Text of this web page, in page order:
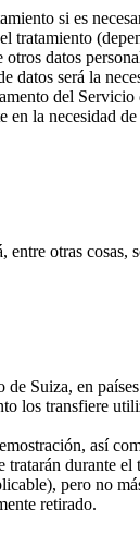
si es
tratamiento
datos
será la
del
la necesidad
otras cosas,
de Suiza, en
los transfiere
así
durante
pero no
retirado.